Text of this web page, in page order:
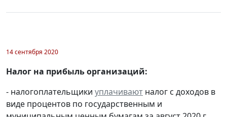
14 сентября 2020
Налог на прибыль организаций:
- налогоплательщики уплачивают налог с доходов в
виде процентов по государственным и